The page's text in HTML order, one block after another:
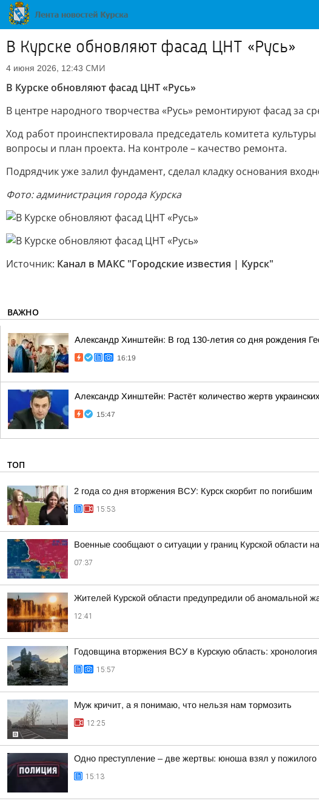
В Курске обновляют фасад ЦНТ «Русь»
4 июня 2026, 12:43 СМИ
В Курске обновляют фасад ЦНТ «Русь»
В центре народного творчества «Русь» ремонтируют фасад за
Ход работ проинспектировала председатель комитета
вопросы и план проекта. На контроле – качество ремонта.
Подрядчик уже залил фундамент, сделал кладку основания
Фото: администрация города Курска
Источник: Канал в МАКС "Городские известия | Курск"
ВАЖНО
Александр Хинштейн: В год 130-летия со дня рождения
16:19
Александр Хинштейн: Растёт количество жертв
15:47
ТОП
2 года со дня вторжения ВСУ: Курск скорбит по погибшим
15:53
Военные сообщают о ситуации у границ Курской области на
07:37
Жителей Курской области предупредили об аномальной
12:41
Годовщина вторжения ВСУ в Курскую область:
15:57
Муж кричит, а я понимаю, что нельзя нам тормозить
12:25
Одно преступление – две жертвы: юноша взял у пожилого
15:13